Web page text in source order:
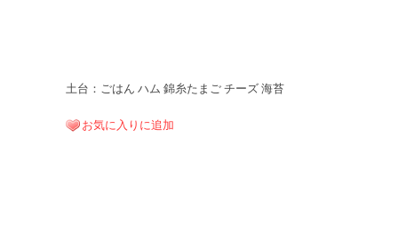
土台：ごはん ハム 錦糸たまご チーズ 海苔
お気に入りに追加